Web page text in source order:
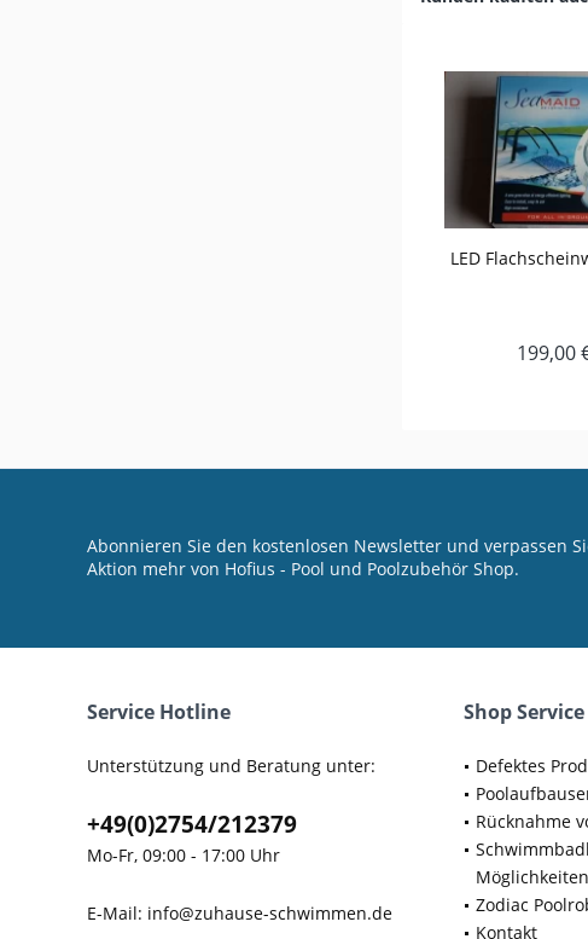
LED
199,00
Abonnieren Sie den kostenlosen Newsletter und verpassen
Aktion mehr von Hofius - Pool und Poolzubehör Shop.
Service Hotline
Unterstützung und Beratung unter:
+49(0)2754/212379
Mo-Fr, 09:00 - 17:00 Uhr
E-Mail: info@zuhause-schwimmen.de
Shop Service
Defektes
Rücknahme
Zodiac
Kontakt